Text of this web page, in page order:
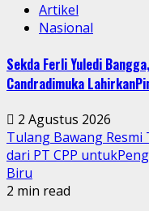
Artikel
Nasional
Sekda Ferli Yuledi
Candradimuka
2 Agustus 2026
Tulang Bawang
dari PT CPP
Biru
2 min read